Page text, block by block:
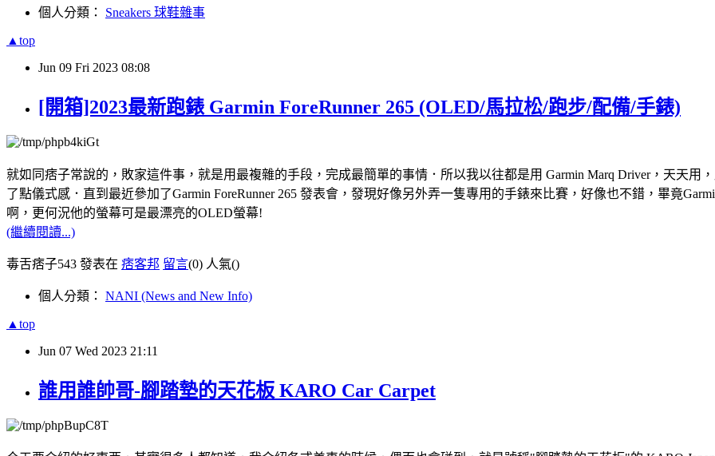
個人分類： Sneakers 球鞋雜事
▲top
Jun 09 Fri 2023 08:08
[開箱]2023最新跑錶 Garmin ForeRunner 265 (OLED/馬拉松/跑步/配備/手錶)
就如同痞子常說的，敗家這件事，就是用最複雜的手段，完成最簡單的事情．所以我以往都是用 Garmin Marq Driver，天天用
了點儀式感．直到最近參加了Garmin ForeRunner 265 發表會，發現好像另外弄一隻專用的手錶來比賽，好像也不錯，畢竟
啊，更何況他的螢幕可是最漂亮的OLED螢幕!
(繼續閱讀...)
毒舌痞子543 發表在 痞客邦 留言(0) 人氣()
個人分類： NANI (News and New Info)
▲top
Jun 07 Wed 2023 21:11
誰用誰帥哥-腳踏墊的天花板 KARO Car Carpet